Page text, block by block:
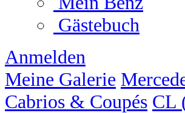
Gästebuch
Anmelden
Meine Galerie
Cabrios & Coupés CL